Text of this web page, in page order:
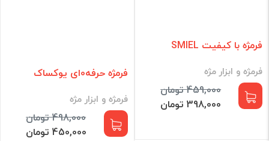
فرمژه با کیفیت SMIEL
فرمژه و ابزار مژه
459,000 تومان
398,000 تومان
فرمژه حرفه0ای یوکساک
فرمژه و ابزار مژه
498,000 تومان
450,000 تومان